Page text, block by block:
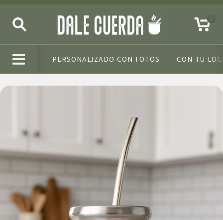
PERSONALIZADO CON FOTOS CON TU